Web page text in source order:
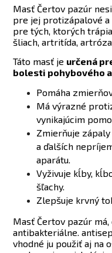
Masť Čertov pazúr
pre jej protizápalové a
pre tých, ktorých
šliach, artritída,
Táto masť je určená
bolesti pohybového
Pomáha
Má výrazné
vynikajúcim
Zmierňuje
a ďalších
aparátu.
Vyživuje kĺby,
šľachy.
Zlepšuje krvný
Masť Čertov pazúr
antibakteriálne.
vhodné ju použiť aj na